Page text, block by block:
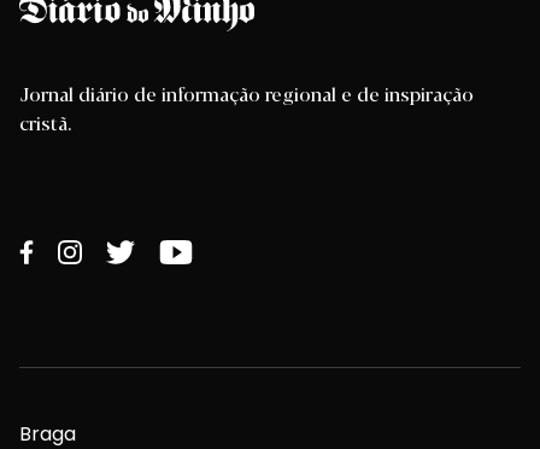
Jornal diário de informação regional e de inspiração
cristã.
Braga